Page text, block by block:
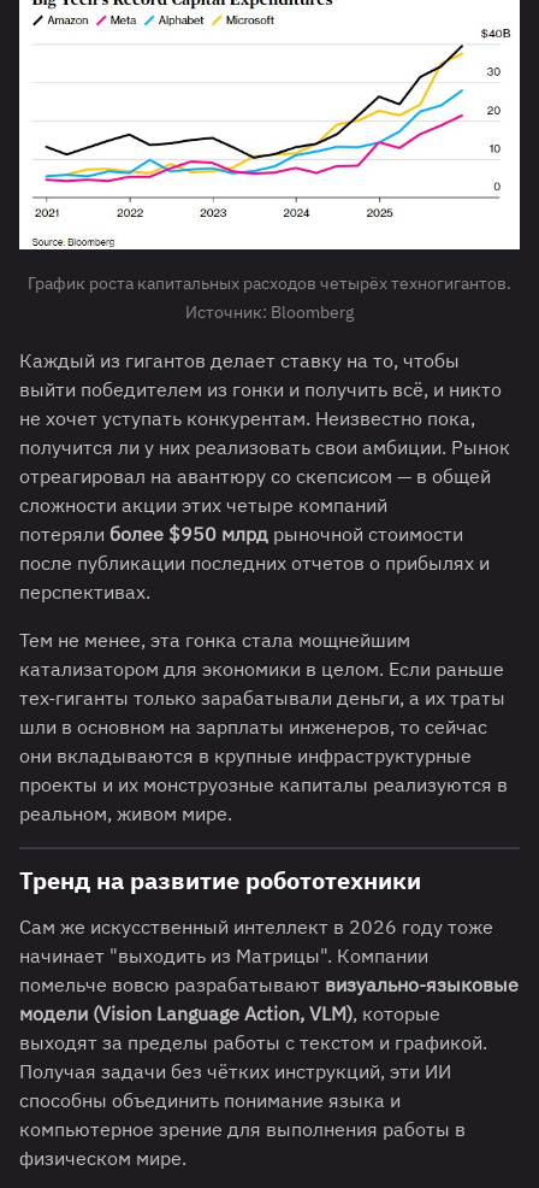
График роста капитальных расходов четырёх техногигантов.
Источник: Bloomberg
Каждый из гигантов делает ставку на то, чтобы
выйти победителем из гонки и получить всё, и никто
не хочет уступать конкурентам. Неизвестно пока,
получится ли у них реализовать свои амбиции. Рынок
отреагировал на авантюру со скепсисом — в общей
сложности акции этих четыре компаний
потеряли более $950 млрд рыночной стоимости
после публикации последних отчетов о прибылях и
перспективах.
Тем не менее, эта гонка стала мощнейшим
катализатором для экономики в целом. Если раньше
тех-гиганты только зарабатывали деньги, а их траты
шли в основном на зарплаты инженеров, то сейчас
они вкладываются в крупные инфраструктурные
проекты и их монструозные капиталы реализуются в
реальном, живом мире.
Тренд на развитие робототехники
Сам же искусственный интеллект в 2026 году тоже
начинает "выходить из Матрицы". Компании
помельче вовсю разрабатывают визуально-языковые
модели (Vision Language Action, VLM), которые
выходят за пределы работы с текстом и графикой.
Получая задачи без чётких инструкций, эти ИИ
способны объединить понимание языка и
компьютерное зрение для выполнения работы в
физическом мире.